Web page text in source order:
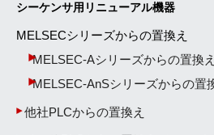
シーケンサ用リニューアル機器
MELSECシリーズからの置換え
MELSEC-Aシリーズからの置換え
MELSEC-AnSシリーズからの置
他社PLCからの置換え